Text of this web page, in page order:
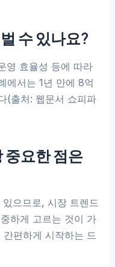
수 있나요?
영 효율성 등에 따라
에서는 1년 만에 8억
(출처: 웹문서 쇼피파
중요한 점은
으므로, 시장 트렌드
하게 고르는 것이 가
편하게 시작하는 드